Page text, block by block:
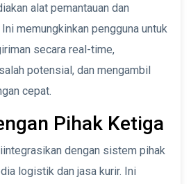
alat pemantauan dan
memungkinkan pengguna untuk
secara real-time,
potensial, dan mengambil
cepat.
Pihak Ketiga
dengan sistem pihak
logistik dan jasa kurir. Ini